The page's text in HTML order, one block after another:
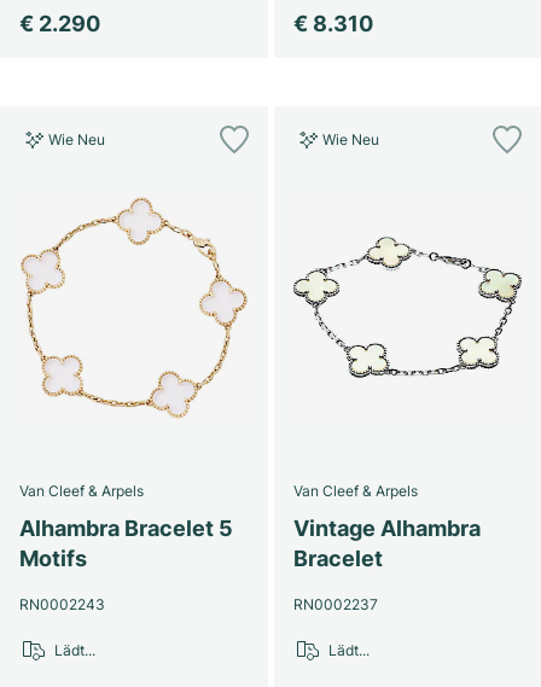
€ 2.290 € 8.310
Wie Neu
Van Cleef & Arpels
Alhambra Bracelet 5
Motifs
RN0002243
Lädt...
Wie Neu
Van Cleef & Arpels
Vintage Alhambra
Bracelet
RN0002237
Lädt...